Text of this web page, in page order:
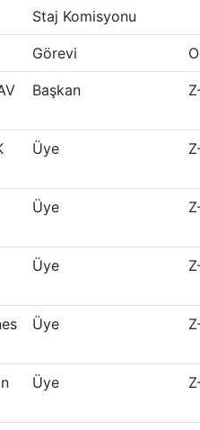
Staj Komisyonu
Görevi
Başkan
Üye
Üye
Üye
Üye
Üye